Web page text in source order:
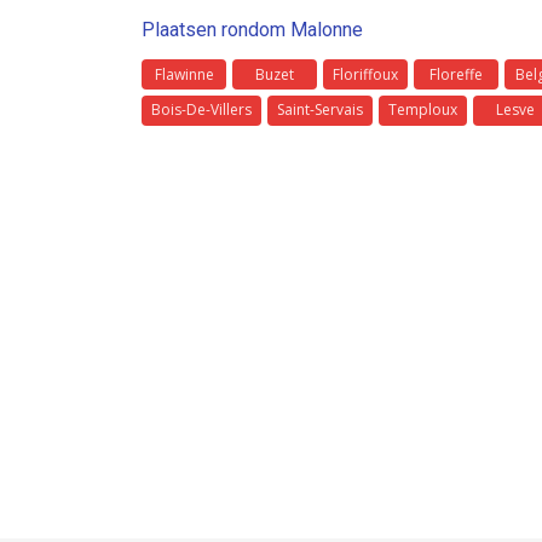
Plaatsen rondom Malonne
Flawinne Buzet Floriffoux Floreffe
Bois-De-Villers
Saint-Servais Temploux Lesve